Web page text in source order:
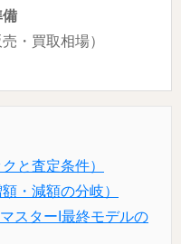
備
売・買取相場）
と査定条件）
・減額の分岐）
スターI最終モデルの